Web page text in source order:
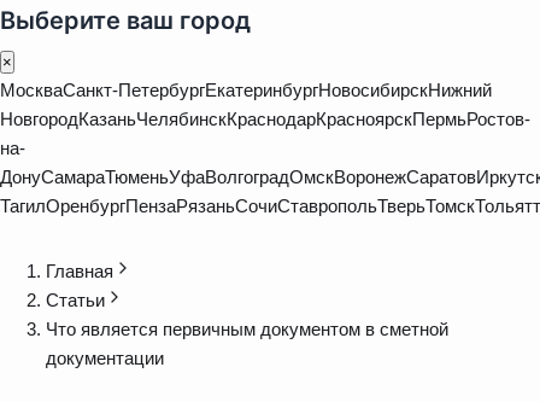
Выберите ваш город
×
МоскваСанкт-ПетербургЕкатеринбургНовосибирскНижний
НовгородКазаньЧелябинскКраснодарКрасноярскПермьРостов-
на-
ДонуСамараТюменьУфаВолгоградОмскВоронежСаратов
ТагилОренбургПензаРязаньСочиСтавропольТверьТомск
Главная
Статьи
Что является первичным документом в сметной
документации